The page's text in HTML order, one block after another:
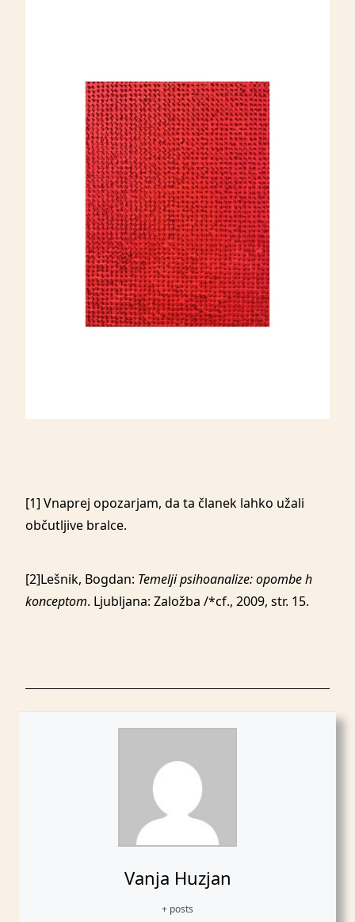
[1] Vnaprej opozarjam, da ta članek lahko užali
občutljive bralce.
[2]Lešnik, Bogdan: Temelji psihoanalize: opombe h
konceptom. Ljubljana: Založba /*cf., 2009, str. 15.
Vanja Huzjan
+ posts